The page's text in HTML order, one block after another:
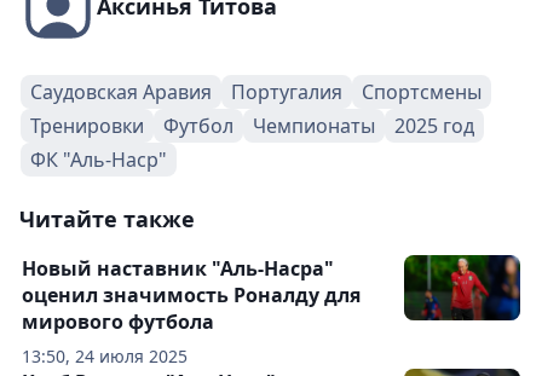
Аксинья Титова
Саудовская Аравия Португалия
Спортсмены
Тренировки
Футбол Чемпионаты
2025 год
ФК "Аль-Наср"
Читайте также
13:50, 24 июля 2025
Новый наставник "Аль-Насра"
оценил значимость Роналду для
мирового футбола